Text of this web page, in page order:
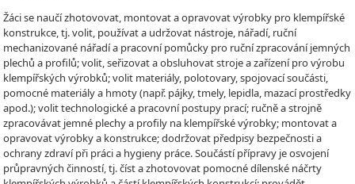
Žáci se naučí zhotovovat, montovat a opravovat výrobky pro klempířské
konstrukce, tj. volit, používat a udržovat nástroje, nářadí, ruční
mechanizované nářadí a pracovní pomůcky pro ruční zpracování jemných
plechů a profilů; volit, seřizovat a obsluhovat stroje a zařízení pro výrobu
klempířských výrobků; volit materiály, polotovary, spojovací součásti,
pomocné materiály a hmoty (např. pájky, tmely, lepidla, mazací prostředky
apod.); volit technologické a pracovní postupy prací; ručně a strojně
zpracovávat jemné plechy a profily na klempířské výrobky; montovat a
opravovat výrobky a konstrukce; dodržovat předpisy bezpečnosti a
ochrany zdraví při práci a hygieny práce. Součástí přípravy je osvojení
průpravných činností, tj. číst a zhotovovat pomocné dílenské náčrty